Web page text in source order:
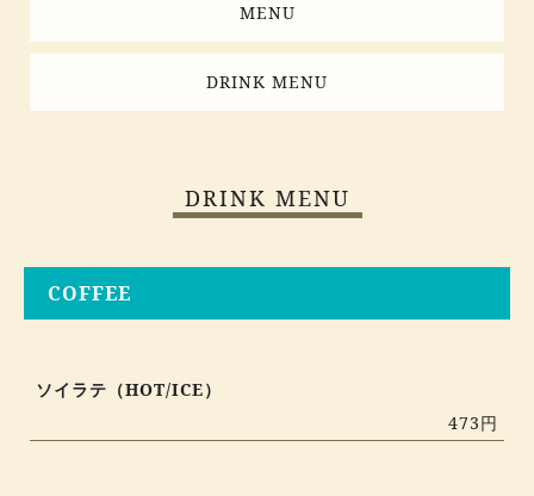
MENU
DRINK MENU
DRINK MENU
COFFEE
ソイラテ（HOT/ICE）
473円